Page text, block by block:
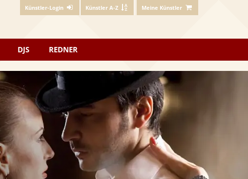
Künstler-Login Künstler A-Z Meine Künstler
DJS REDNER